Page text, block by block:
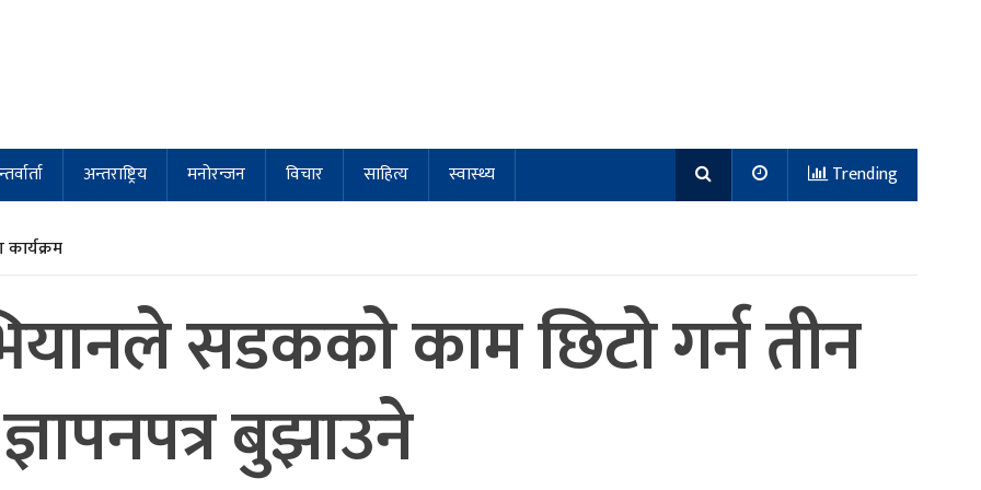
अन्तराष्ट्रिय मनोरन्जन विचार साहित्य स्वास्थ्य Trending
सडककाे काम छिटाे गर्न तीन
बुझाउने